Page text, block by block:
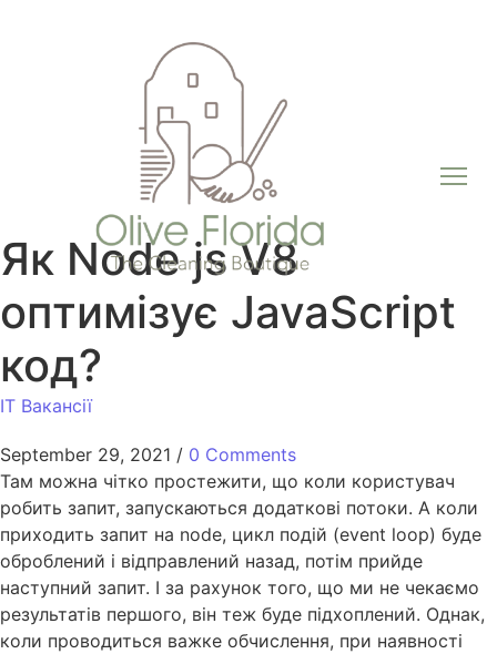
Як Node js V8
оптимiзує JavaScript
код?
IT Вакансії
September 29, 2021 / 0 Comments
Там можна чітко простежити, що коли користувач
робить запит, запускаються додаткові потоки. А коли
приходить запит на node, цикл подій (event loop) буде
оброблений і відправлений назад, потім прийде
наступний запит. І за рахунок того, що ми не чекаємо
результатів першого, він теж буде підхоплений. Однак,
коли проводиться важке обчислення, при наявності